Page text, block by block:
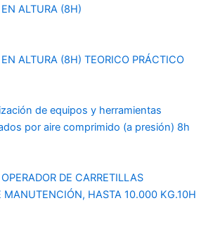
ALTURA (8H)
ALTURA (8H) TEORICO PRÁCTICO
de equipos y herramientas
por aire comprimido (a presión) 8h
DE CARRETILLAS
MANUTENCIÓN, HASTA 10.000 KG.10H